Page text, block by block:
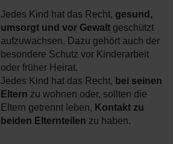
Jedes Kind hat das Recht, gesund,
umsorgt und vor Gewalt geschützt
aufzuwachsen. Dazu gehört auch der
besondere Schutz vor Kinderarbeit
oder früher Heirat.
Jedes Kind hat das Recht, bei seinen
Eltern zu wohnen oder, sollten die
Eltern getrennt leben, Kontakt zu
beiden Elternteilen zu haben.